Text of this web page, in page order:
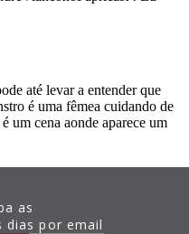
as
dias por email